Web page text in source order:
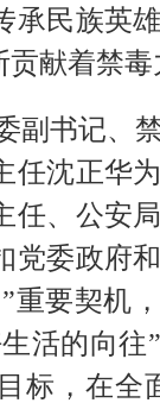
承民族英
献着禁
副书记、
任沈正华
任、公安
党委政府
重要契机
活的向往
标，在全